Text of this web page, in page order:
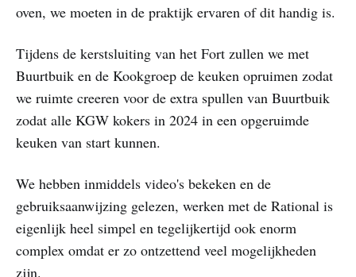
oven, we moeten in de praktijk ervaren of dit handig is.
Tijdens de kerstsluiting van het Fort zullen we met
Buurtbuik en de Kookgroep de keuken opruimen zodat
we ruimte creeren voor de extra spullen van Buurtbuik
zodat alle KGW kokers in 2024 in een opgeruimde
keuken van start kunnen.
We hebben inmiddels video's bekeken en de
gebruiksaanwijzing gelezen, werken met de Rational is
eigenlijk heel simpel en tegelijkertijd ook enorm
complex omdat er zo ontzettend veel mogelijkheden
zijn.